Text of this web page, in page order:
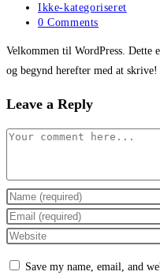
published:
Post
category:
Ikke-kategoriseret
Post
0 Comments
Velkommen til WordPress. Dette
og begynd herefter med at skrive!
Leave a Reply
Comment
Enter
your
name
Enter
your
Enter
Save my name, email, and